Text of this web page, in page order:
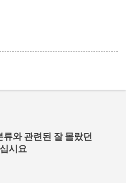
와 관련된 잘 몰랐던
시요